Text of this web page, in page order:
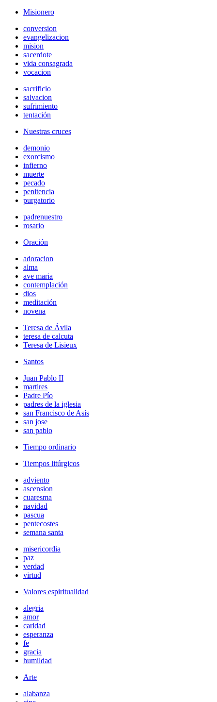
Misionero
conversion
evangelizacion
mision
sacerdote
vida consagrada
vocacion
sacrificio
salvacion
sufrimiento
tentación
Nuestras cruces
demonio
exorcismo
infierno
muerte
pecado
penitencia
purgatorio
padrenuestro
rosario
Oración
adoracion
alma
ave maria
contemplación
dios
meditación
novena
Teresa de Ávila
teresa de calcuta
Teresa de Lisieux
Santos
Juan Pablo II
martires
Padre Pío
padres de la iglesia
san Francisco de Asís
san jose
san pablo
Tiempo ordinario
Tiempos litúrgicos
adviento
ascension
cuaresma
navidad
pascua
pentecostes
semana santa
misericordia
paz
verdad
virtud
Valores espiritualidad
alegria
amor
caridad
esperanza
fe
gracia
humildad
Arte
alabanza